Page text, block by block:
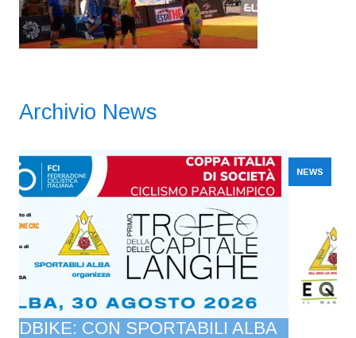
Archivio News
NEWS